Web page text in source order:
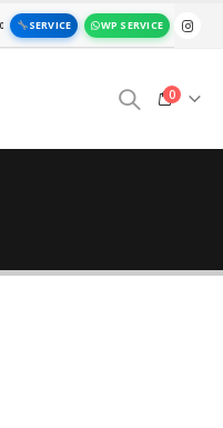
SERVICE WP SERVICE
0